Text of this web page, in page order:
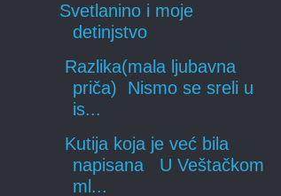
Svetlanino i moje
detinjstvo
Razlika(mala ljubavna
priča) Nismo se sreli u
is...
Kutija koja je već bila
napisana U Veštačkom
ml...